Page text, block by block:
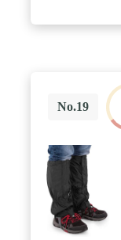
に収納できて
日活動に最適
ヶ月メーカー
用方法以外が
ねます。)
No.19